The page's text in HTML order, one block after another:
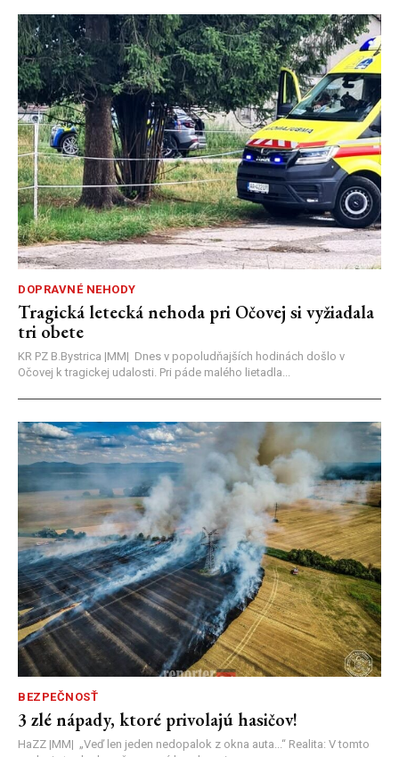
DOPRAVNÉ NEHODY
Tragická letecká nehoda pri Očovej si vyžiadala
tri obete
KR PZ B.Bystrica |MM| Dnes v popoludňajších hodinách došlo v
Očovej k tragickej udalosti. Pri páde malého lietadla...
BEZPEČNOSŤ
3 zlé nápady, ktoré privolajú hasičov!
HaZZ |MM| ​„Veď len jeden nedopalok z okna auta...“ ​Realita: V tomto